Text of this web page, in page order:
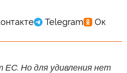
Но для удивления нет